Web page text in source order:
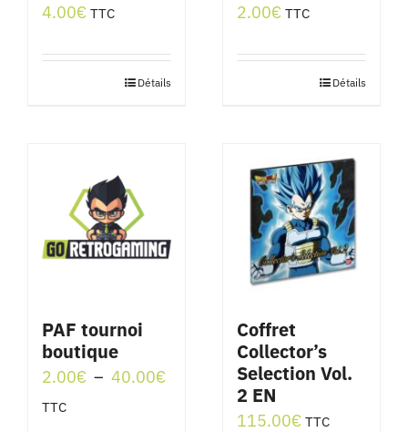
4.00€ TTC
Détails
2.00€ TTC
Détails
PAF tournoi
boutique
2.00€ – 40.00€Plage
TTC
Coffret
Collector’s
Selection Vol.
2 EN
115.00€ TTC